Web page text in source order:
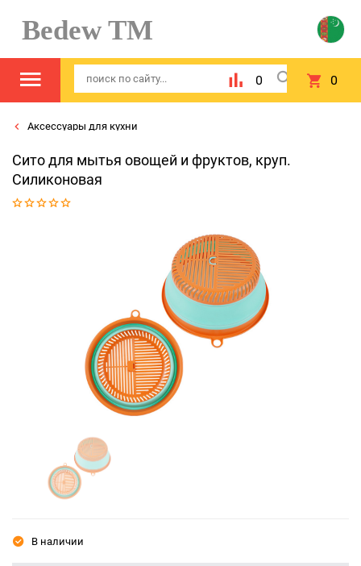
Bedew TM
0 0
Аксессуары для кухни
Сито для мытья овощей и фруктов, круп.
Силиконовая
В наличии